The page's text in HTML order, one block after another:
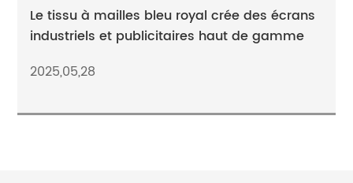
Le tissu à mailles bleu royal crée des écrans
industriels et publicitaires haut de gamme
2025,05,28